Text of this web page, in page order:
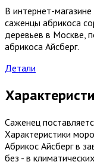
В интернет-
саженцы абрикоса
деревьев в Москве,
абрикоса Айсберг.
Детали
Саженец
Характеристики
Абрикос Айсберг в
без - в